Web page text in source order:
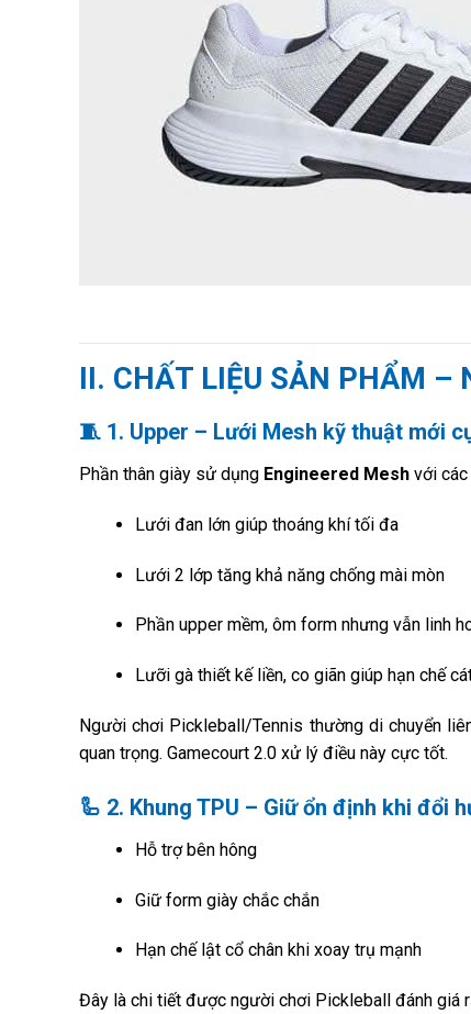
II. CHẤT LIỆU SẢN PHẨM –
🧵 1. Upper – Lưới Mesh kỹ thuật mới
Phần thân giày sử dụng Engineered Mesh với
Lưới đan lớn giúp thoáng khí tối đa
Lưới 2 lớp tăng khả năng chống mài mòn
Phần upper mềm, ôm form nhưng vẫn linh
Lưỡi gà thiết kế liền, co giãn giúp hạn chế
Người chơi Pickleball/Tennis thường di chuyển
quan trọng. Gamecourt 2.0 xử lý điều này cực tốt.
🦾 2. Khung TPU – Giữ ổn định khi đổi
Hỗ trợ bên hông
Giữ form giày chắc chắn
Hạn chế lật cổ chân khi xoay trụ mạnh
Đây là chi tiết được người chơi Pickleball đánh giá